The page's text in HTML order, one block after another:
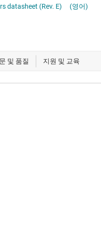
datasheet (Rev. E)
(영어)